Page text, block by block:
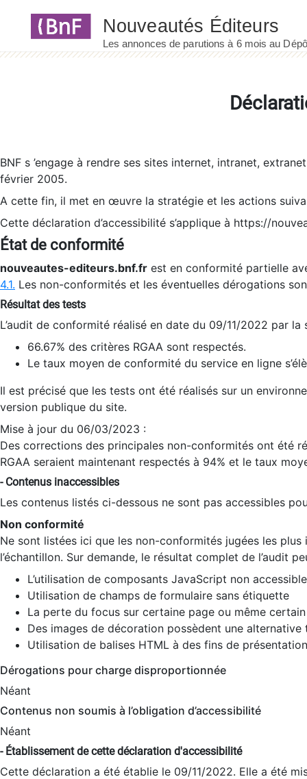
BNF s ’engage à rendre ses sites internet, intranet,
février 2005.
A cette fin, il met en œuvre la stratégie et les actions
Cette déclaration d’accessibilité s’applique à https://
État de conformité
nouveautes-editeurs.bnf.fr est en conformité partielle
4.1. Les non-conformités et les éventuelles dérogations
Résultat des tests
L’audit de conformité réalisé en date du 09/11/2022 par
66.67% des critères RGAA sont respectés.
Le taux moyen de conformité du service en ligne
Il est précisé que les tests ont été réalisés sur un
version publique du site.
Mise à jour du 06/03/2023 :
Des corrections des principales non-conformités ont été
RGAA seraient maintenant respectés à 94% et le taux
- Contenus inaccessibles
Les contenus listés ci-dessous ne sont pas accessibles
Non conformité
Ne sont listées ici que les non-conformités jugées les
l’échantillon. Sur demande, le résultat complet de l’audit
L’utilisation de composants JavaScript non
Utilisation de champs de formulaire sans étiquette
La perte du focus sur certaine page ou même
Des images de décoration possèdent une alternative
Utilisation de balises HTML à des fins de
Dérogations pour charge disproportionnée
Néant
Contenus non soumis à l’obligation d’accessibilité
Néant
- Établissement de cette déclaration d'accessibilité
Cette déclaration a été établie le 09/11/2022. Elle a été